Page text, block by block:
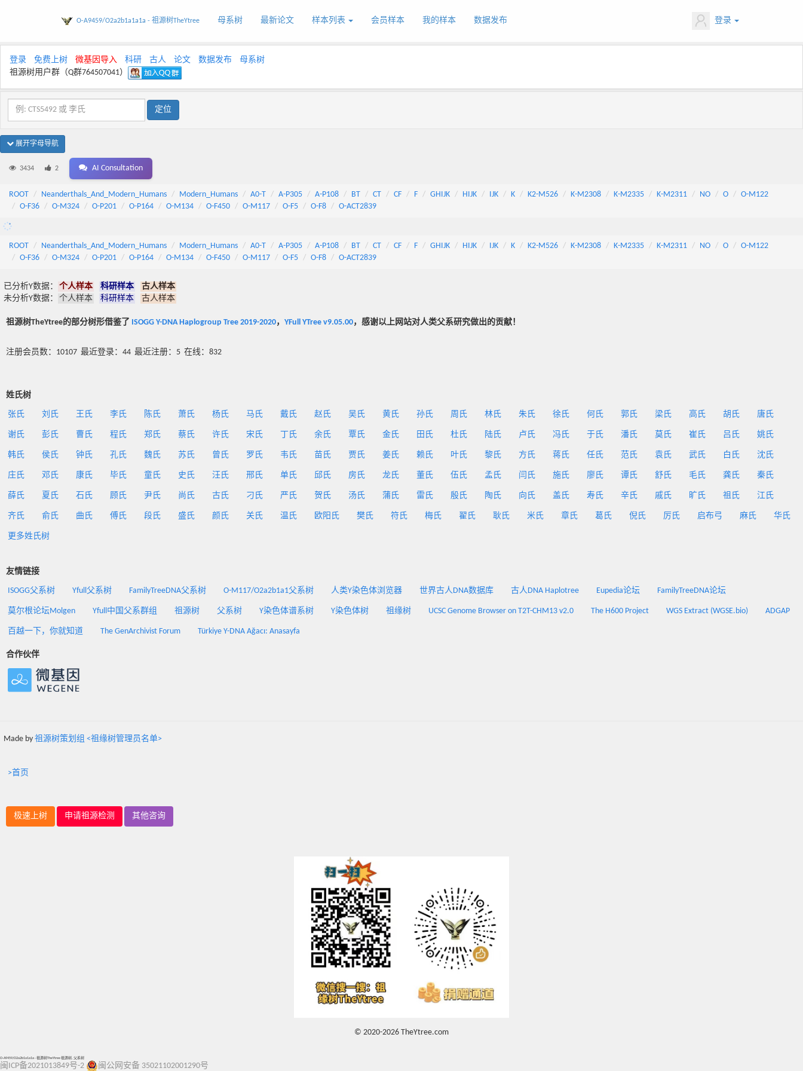
O-A9459/O2a2b1a1a1a - 祖源树TheYtree 母系树 最新论文 样本列表 会员样本 我的样本 数据发布 登录
登录 免费上树 微基因导入 科研 古人 论文 数据发布
母系树
祖源树用户群（Q群764507041）
展开字母导航
3434 2 AI Consultation
ROOT Neanderthals_And_Modern_Humans Modern_Humans A0-T A-P305 A-P108 BT CT CF F GHIJK HIJK IJK K K2-M526 K-M2308 K-M2335 K-M2311 NO O
O-M122
O-F36
O-M324 O-P201 O-P164 O-M134 O-F450 O-M117 O-F5 O-F8 O-ACT2839
ROOT Neanderthals_And_Modern_Humans Modern_Humans A0-T A-P305 A-P108 BT CT CF F GHIJK HIJK IJK K K2-M526 K-M2308 K-M2335 K-M2311 NO O
O-M122
O-F36
O-M324 O-P201 O-P164 O-M134 O-F450 O-M117 O-F5 O-F8 O-ACT2839
已分析Y数据： 个人样本 科研样本
古人样本
未分析Y数据：
个人样本 科研样本 古人样本
祖源树TheYtree的部分树形借鉴了 ISOGG Y-DNA Haplogroup Tree 2019-2020， YFull YTree v9.05.00，感谢以上网站对人类父系研究做出的贡献！
注册会员数：10107 最近登录：44 最近注册：5 在线：832
姓氏树
张氏 刘氏 王氏 李氏 陈氏 萧氏 杨氏 马氏 戴氏 赵氏 吴氏 黄氏 孙氏 周氏 林氏 朱氏 徐氏 何氏 郭氏 梁氏 高氏 胡氏 唐氏
谢氏 彭氏 曹氏 程氏 郑氏 蔡氏 许氏 宋氏 丁氏 余氏 覃氏 金氏 田氏 杜氏 陆氏 卢氏 冯氏 于氏 潘氏 莫氏 崔氏 吕氏 姚氏
韩氏 侯氏 钟氏 孔氏 魏氏 苏氏 曾氏 罗氏 韦氏 苗氏 贾氏 姜氏 赖氏 叶氏 黎氏 方氏 蒋氏 任氏 范氏 袁氏 武氏 白氏 沈氏
庄氏 邓氏 康氏 毕氏 童氏 史氏 汪氏 邢氏 单氏 邱氏 房氏 龙氏 董氏 伍氏 孟氏 闫氏 施氏 廖氏 谭氏 舒氏 毛氏 龚氏 秦氏
薛氏 夏氏 石氏 顾氏 尹氏 尚氏 古氏 刁氏 严氏 贺氏 汤氏 蒲氏 雷氏 殷氏 陶氏 向氏 盖氏 寿氏 辛氏 戚氏 旷氏 祖氏 江氏
齐氏 俞氏 曲氏 傅氏 段氏 盛氏 颜氏 关氏 温氏 欧阳氏 樊氏 符氏 梅氏 翟氏 耿氏 米氏 章氏 葛氏 倪氏 厉氏 启布弓 麻氏 华氏
更多姓氏树
友情链接
ISOGG父系树 Yfull父系树 FamilyTreeDNA父系树 O-M117/O2a2b1a1父系树 人类Y染色体浏览器 世界古人DNA数据库 古人DNA Haplotree Eupedia论坛 FamilyTreeDNA论坛
莫尔根论坛Molgen Yfull中国父系群组 祖源树 父系树 Y染色体谱系树 Y染色体树 祖缘树 UCSC Genome Browser on T2T-CHM13 v2.0 The H600 Project WGS Extract (WGSE.bio) ADGAP
百越一下，你就知道 The GenArchivist Forum Türkiye Y-DNA Ağacı: Anasayfa
合作伙伴
Made by 祖源树策划组 <祖缘树管理员名单>
>首页
极速上树 申请祖源检测 其他咨询
© 2020-2026 TheYtree.com
O-A9459/O2a2b1a1a1a - 祖源树TheYtree 祖源树, 父系树
闽ICP备2021013849号-2 闽公网安备 35021102001290号